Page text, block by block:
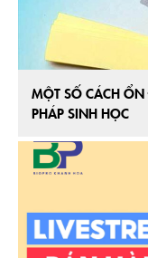
MỘT SỐ CÁCH
PHÁP SINH HỌC